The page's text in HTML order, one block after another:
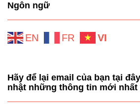
Ngôn ngữ
EN FR VI
Hãy để lại email của bạn tại
nhật những thông tin mới